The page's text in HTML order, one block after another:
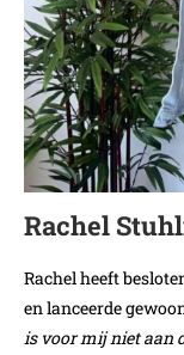
Rachel
Rachel heeft
en lanceerde
is voor mij niet aan